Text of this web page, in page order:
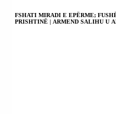
FSHATI MIRADI E EPËRME;
PRISHTINË | ARMEND SALIHU U